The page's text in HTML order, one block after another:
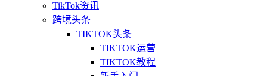
TikTok资讯
跨境头条
TIKTOK头条
TIKTOK运营
TIKTOK教程